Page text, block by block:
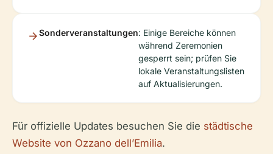
Sonderveranstaltungen: Einige Bereiche können
während Zeremonien
gesperrt sein; prüfen Sie
lokale Veranstaltungslisten
auf Aktualisierungen.
Für offizielle Updates besuchen Sie die städtische
Website von Ozzano dell’Emilia.